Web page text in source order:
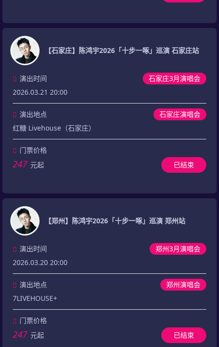
【石家庄】陈鸿宇2026「十步一啄」巡演 石家庄站
石家庄3月演唱会
演出时间
2026.03.21 20:00
演出地点
石家庄演唱会
红糖 Livehouse（石家庄）
门票价格
247 元起 已结束
【郑州】陈鸿宇2026「十步一啄」巡演 郑州站
郑州3月演唱会
演出时间
2026.03.20 20:00
演出地点
郑州演唱会
7LIVEHOUSE+
门票价格
247 元起 已结束